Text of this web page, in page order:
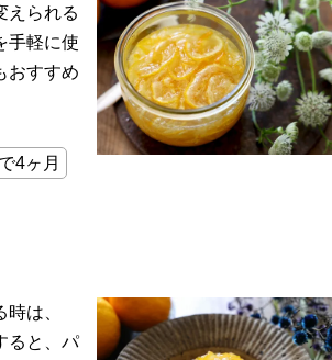
えられる
手軽に使
おすすめ
4ヶ月
は、
ると、パ